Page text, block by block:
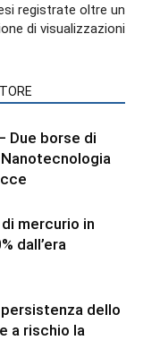
registrate oltre un
di visualizzazioni
Due borse di
mercurio in
dall’era
dello
a rischio la